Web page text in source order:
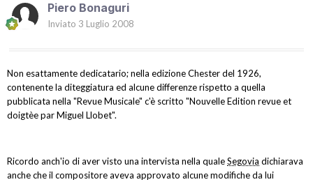
Piero Bonaguri
Inviato 3 Luglio 2008
Non esattamente dedicatario; nella edizione Chester del 1926,
contenente la diteggiatura ed alcune differenze rispetto a quella
pubblicata nella "Revue Musicale" c'è scritto "Nouvelle Edition revue et
doigtèe par Miguel Llobet".
Ricordo anch'io di aver visto una intervista nella qualeSegovia dichiarava
anche che il compositore aveva approvato alcune modifiche da lui